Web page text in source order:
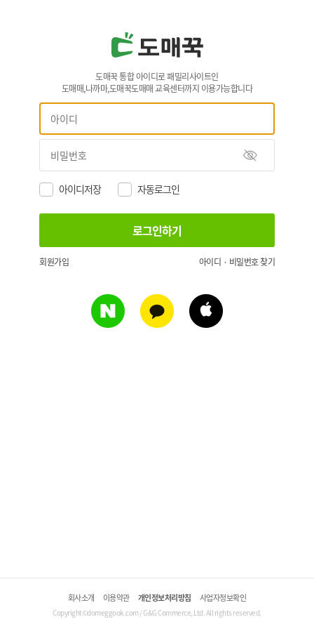
도매꾹 통합 아이디로 패밀리사이트인
도매매,나까마,도매꾹도매매 교육센터까지 이용가능합니다
아이디저장 자동로그인
회원가입 아이디 · 비밀번호 찾기
회사소개 이용약관 개인정보처리방침 사업자정보확인
Copyright©domeggook.com / G&G Commerce, Ltd. All rights reserved.